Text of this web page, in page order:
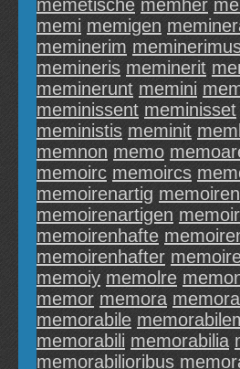
memetische memher
memi memigen
meminerim
memineris meminerit
meminerunt memini
meminissent meminisset
meministis meminit
memnon memo
memoirc memoircs
memoirenartig
memoirenartigen
memoirenhafte
memoirenhafter
memoiy memolre
memor memora
memorabile
memorabili memorabilia
memorabilioribus